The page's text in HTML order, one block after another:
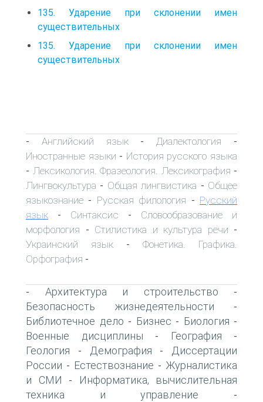
135. Ударение при склонении имен
существительных
135. Ударение при склонении имен
существительных
- Английский язык- Диалектология -
Иностранные языки - История русского языка
- Лексикология. Фразеология. Лексикография -
Лингвокультура - Общая лингвистика - Общее
языкознание - Русская филология - Русский
язык - Синтаксис - Словообразование и
морфология - Стилистика и культура речи -
Украинский язык - Фонетика. Графика.
Орфография -
- Архитектура и строительство -
Безопасность жизнедеятельности -
Библиотечное дело - Бизнес - Биология -
Военные дисциплины - География -
Геология - Демография -
Диссертации
России - Естествознание - Журналистика
и СМИ -
Информатика, вычислительная
техника и управление -